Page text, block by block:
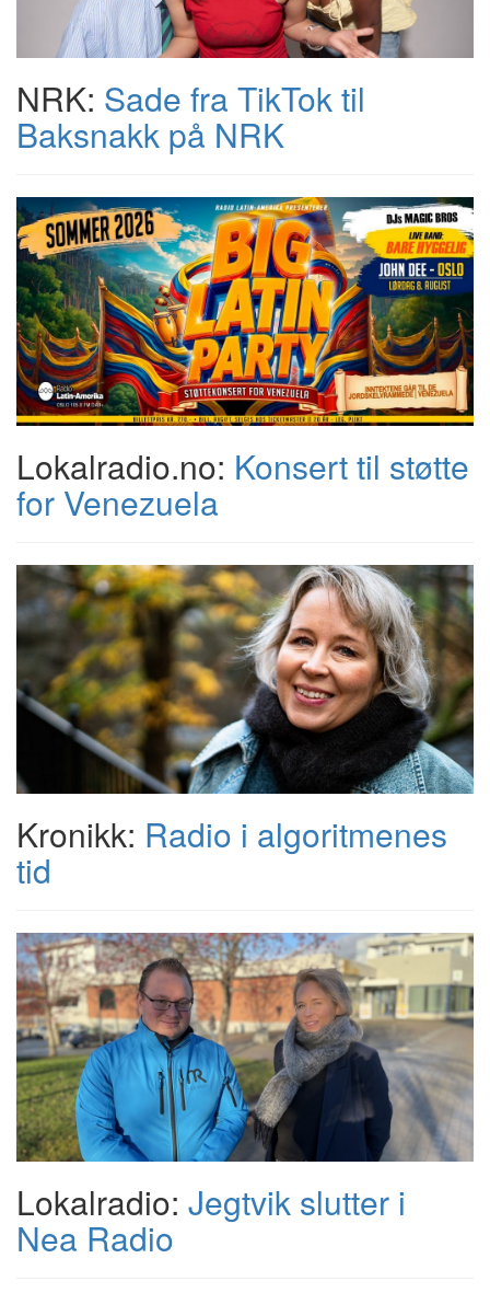
NRK: Sade fra TikTok til
Baksnakk på NRK
Lokalradio.no: Konsert til støtte
for Venezuela
Kronikk: Radio i algoritmenes
tid
Lokalradio: Jegtvik slutter i
Nea Radio